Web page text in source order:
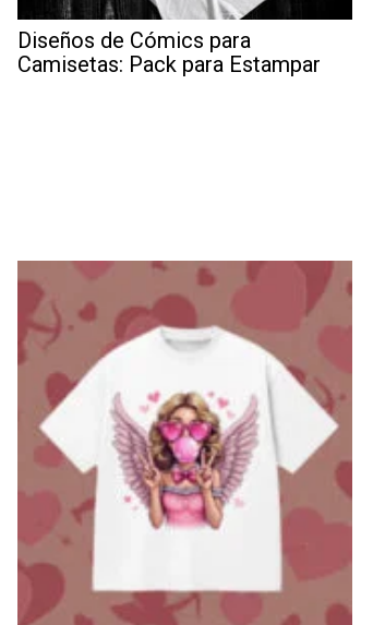
Diseños de Cómics para
Camisetas: Pack para Estampar